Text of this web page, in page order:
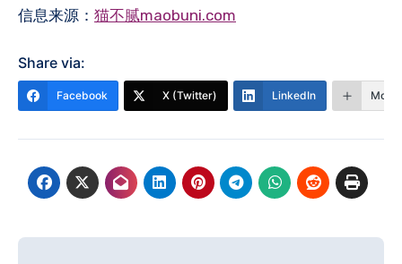
信息来源： 猫不腻maobuni.com
Share via:
Facebook X (Twitter) LinkedIn More